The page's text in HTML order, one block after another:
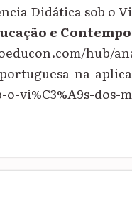
Didática sob o
e
hub/
na-
o-vi%C3%A9s-